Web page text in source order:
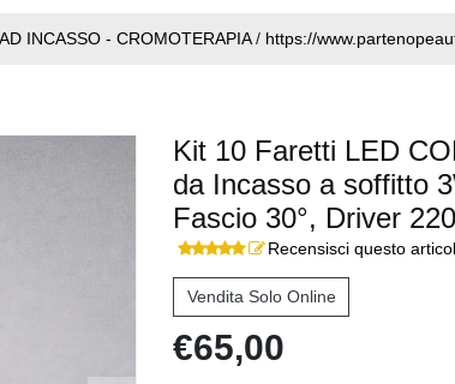
INCASSO - CROMOTERAPIA/ https://
Kit 10 Faretti LED
da Incasso a soffitto
Fascio 30°, Driver
Recensisci questo
Vendita Solo Online
€65,00